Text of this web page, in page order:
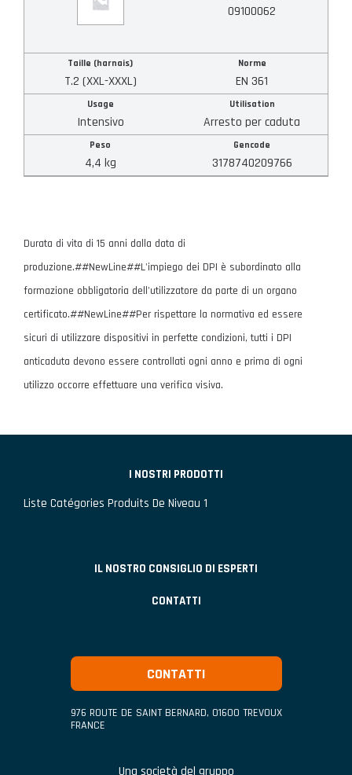
APPLICARE I MIEI FILTRI
AZZERAMENTO DEI FILTRI
09100062
Taille (harnais)
T.2 (XXL-XXXL)
Norme
EN 361
Usage
Intensivo
Utilisation
Arresto per caduta
Peso
4,4 kg
Gencode
3178740209766
Durata di vita di 15 anni dalla data di
produzione.##NewLine##L'impiego dei DPI è subordinato alla
formazione obbligatoria dell'utilizzatore da parte di un organo
certificato.##NewLine##Per rispettare la normativa ed essere
sicuri di utilizzare dispositivi in perfette condizioni, tutti i DPI
anticaduta devono essere controllati ogni anno e prima di ogni
utilizzo occorre effettuare una verifica visiva.
I NOSTRI PRODOTTI
Liste Catégories Produits De Niveau 1
IL NOSTRO CONSIGLIO DI ESPERTI
CONTATTI
CONTATTI
976 ROUTE DE SAINT BERNARD, 01600 TREVOUX
FRANCE
Una società del gruppo